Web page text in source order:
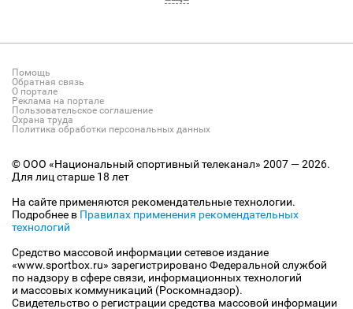
Помощь
Обратная связь
О портале
Реклама на портале
Пользовательское соглашение
Охрана труда
Политика обработки персональных данных
© ООО «Национальный спортивный телеканал» 2007 — 2026.
Для лиц старше 18 лет
На сайте применяются рекомендательные технологии.
Подробнее в Правилах применения рекомендательных
технологий
Средство массовой информации сетевое издание
«www.sportbox.ru» зарегистрировано Федеральной службой
по надзору в сфере связи, информационных технологий
и массовых коммуникаций (Роскомнадзор).
Свидетельство о регистрации средства массовой информации